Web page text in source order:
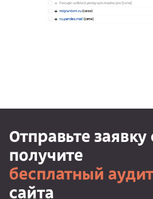
Отправьте заявку
получите
бесплатный аудит
сайта